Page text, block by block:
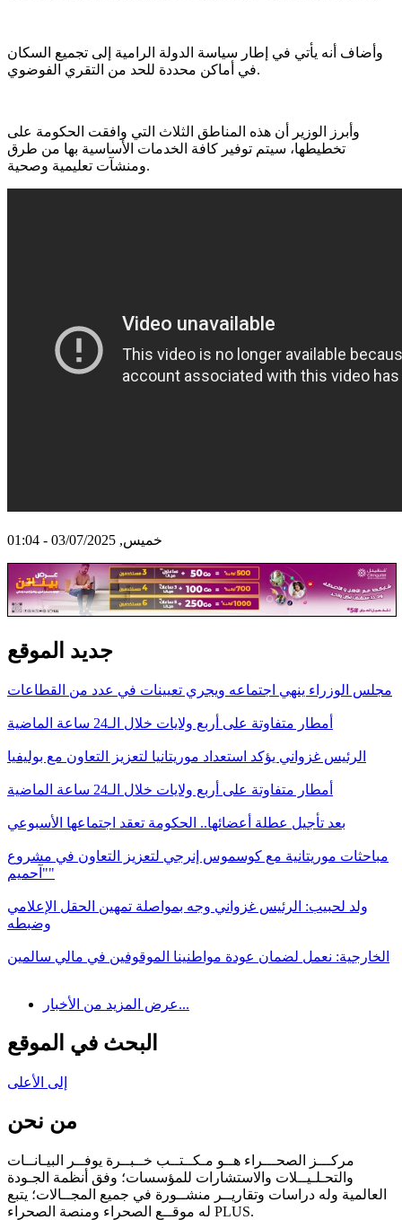
وأضاف أنه يأتي في إطار سياسة الدولة الرامية إلى تجميع السكان
في أماكن محددة للحد من التقري الفوضوي.
وأبرز الوزير أن هذه المناطق الثلاث التي وافقت الحكومة على
تخطيطها، سيتم توفير كافة الخدمات الأساسية بها من طرق
ومنشآت تعليمية وصحية.
خميس, 03/07/2025 - 01:04
جديد الموقع
مجلس الوزراء ينهي اجتماعه ويجري تعيينات في عدد من القطاعات
أمطار متفاوتة على أربع ولايات خلال الـ24 ساعة الماضية
الرئيس غزواني يؤكد استعداد موريتانيا لتعزيز التعاون مع بوليفيا
أمطار متفاوتة على أربع ولايات خلال الـ24 ساعة الماضية
بعد تأجيل عطلة أعضائها.. الحكومة تعقد اجتماعها الأسبوعي
مباحثات موريتانية مع كوسموس إنرجي لتعزيز التعاون في مشروع
"آحميم"
ولد لحبيب: الرئيس غزواني وجه بمواصلة تمهين الحقل الإعلامي
وضبطه
الخارجية: نعمل لضمان عودة مواطنينا الموقوفين في مالي سالمين
عرض المزيد من الأخبار...
البحث في الموقع
إلى الأعلى
من نحن
مركـــز الصحـــراء هــو مـكــتــب خــبــرة يوفــر البيـانــات
والتحـلـيــلات والاستشارات للمؤسسات؛ وفق أنظمة الجـودة
العالمية وله دراسات وتقاريــر منشــورة في جميع المجــالات؛ يتبع
له موقــع الصحراء ومنصة الصحراء PLUS.